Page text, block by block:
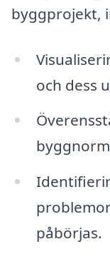
byggprojekt,
och dess
påbörjas.